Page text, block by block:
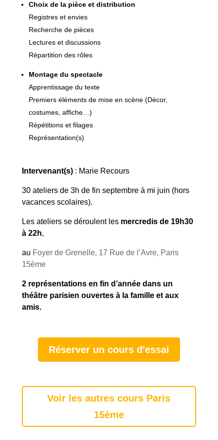
Choix de la pièce et distribution
Registres et envies
Recherche de pièces
Lectures et discussions
Répartition des rôles
Montage du spectacle
Apprentissage du texte
Premiers éléments de mise en scène (Décor,
costumes, affiche…)
Répétitions et filages
Représentation(s)
Intervenant(s): Marie Recours
30 ateliers de 3h de fin septembre à mi juin (hors
vacances scolaires).
Les ateliers se déroulent les mercredis de 19h30
à 22h,
au Foyer de Grenelle, 17 Rue de l’Avre, Paris
15ème
2 représentations en fin d’année dans un
théâtre parisien ouvertes à la famille et aux
amis.
Réserver un cours d'essai
Voir les autres cours Paris
15ème